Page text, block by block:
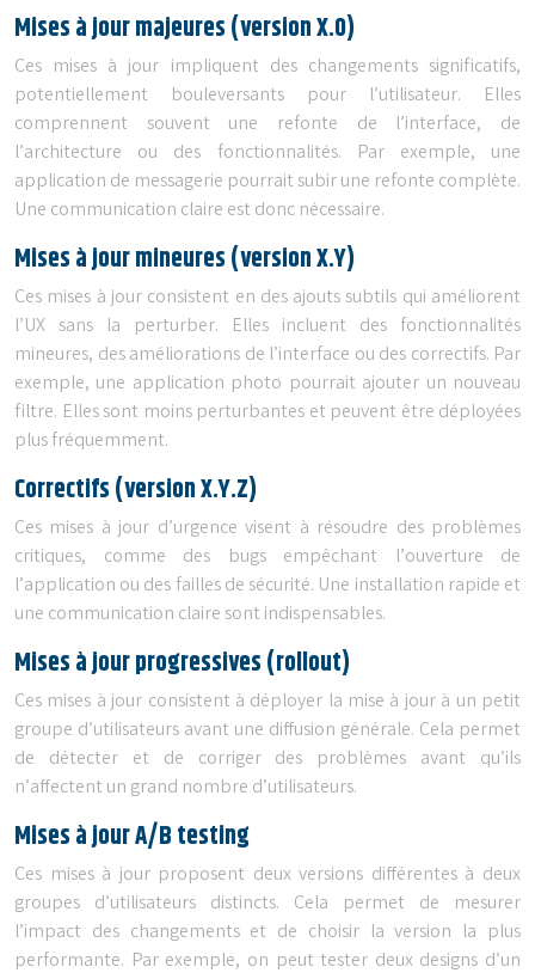
Mises à jour majeures (version X.0)
Ces mises à jour impliquent des changements significatifs,
potentiellement bouleversants pour l’utilisateur. Elles
comprennent souvent une refonte de l’interface, de
l’architecture ou des fonctionnalités. Par exemple, une
application de messagerie pourrait subir une refonte complète.
Une communication claire est donc nécessaire.
Mises à jour mineures (version X.Y)
Ces mises à jour consistent en des ajouts subtils qui améliorent
l’UX sans la perturber. Elles incluent des fonctionnalités
mineures, des améliorations de l’interface ou des correctifs. Par
exemple, une application photo pourrait ajouter un nouveau
filtre. Elles sont moins perturbantes et peuvent être déployées
plus fréquemment.
Correctifs (version X.Y.Z)
Ces mises à jour d’urgence visent à résoudre des problèmes
critiques, comme des bugs empêchant l’ouverture de
l’application ou des failles de sécurité. Une installation rapide et
une communication claire sont indispensables.
Mises à jour progressives (rollout)
Ces mises à jour consistent à déployer la mise à jour à un petit
groupe d’utilisateurs avant une diffusion générale. Cela permet
de détecter et de corriger des problèmes avant qu’ils
n’affectent un grand nombre d’utilisateurs.
Mises à jour A/B testing
Ces mises à jour proposent deux versions différentes à deux
groupes d’utilisateurs distincts. Cela permet de mesurer
l’impact des changements et de choisir la version la plus
performante. Par exemple, on peut tester deux designs d’un